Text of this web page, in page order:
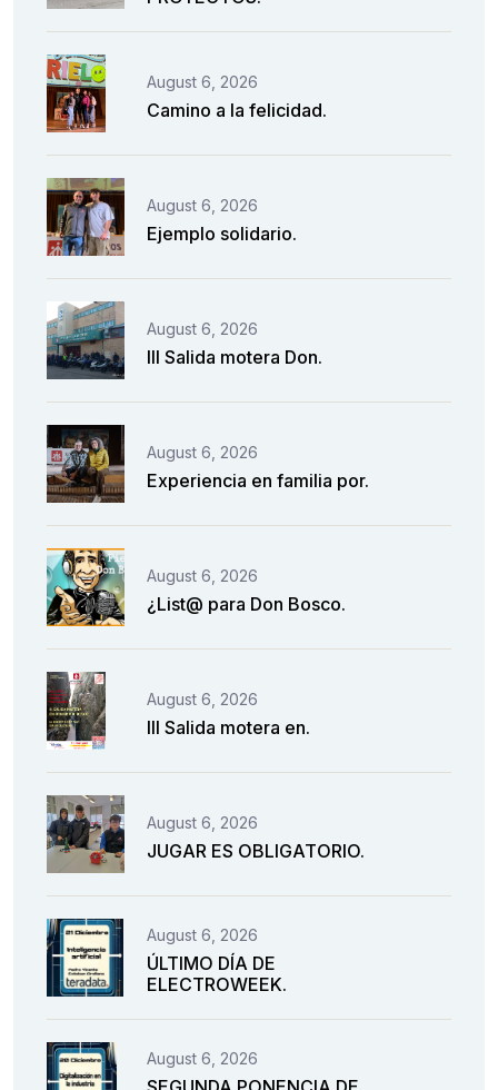
August 6, 2026
Camino a la felicidad.
August 6, 2026
Ejemplo solidario.
August 6, 2026
III Salida motera Don.
August 6, 2026
Experiencia en familia por.
August 6, 2026
¿List@ para Don Bosco.
August 6, 2026
III Salida motera en.
August 6, 2026
JUGAR ES OBLIGATORIO.
August 6, 2026
ÚLTIMO DÍA DE
ELECTROWEEK.
August 6, 2026